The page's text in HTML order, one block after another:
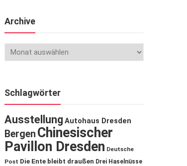
Archive
Schlagwörter
Ausstellung Autohaus Dresden
Bergen Chinesischer
Pavillon Dresden Deutsche
Post Die Ente bleibt draußen Drei Haselnüsse